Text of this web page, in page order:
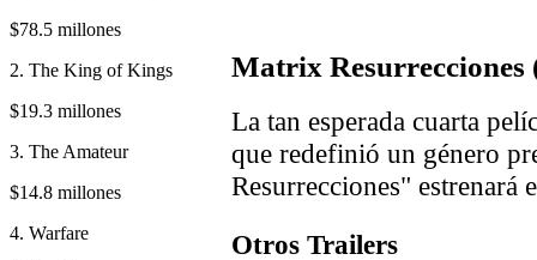
$78.5 millones
2. The King of Kings
$19.3 millones
3. The Amateur
$14.8 millones
4. Warfare
Matrix
La tan esperada cuarta
que redefinió un género
Resurrecciones" estrenará
Otros Trailers